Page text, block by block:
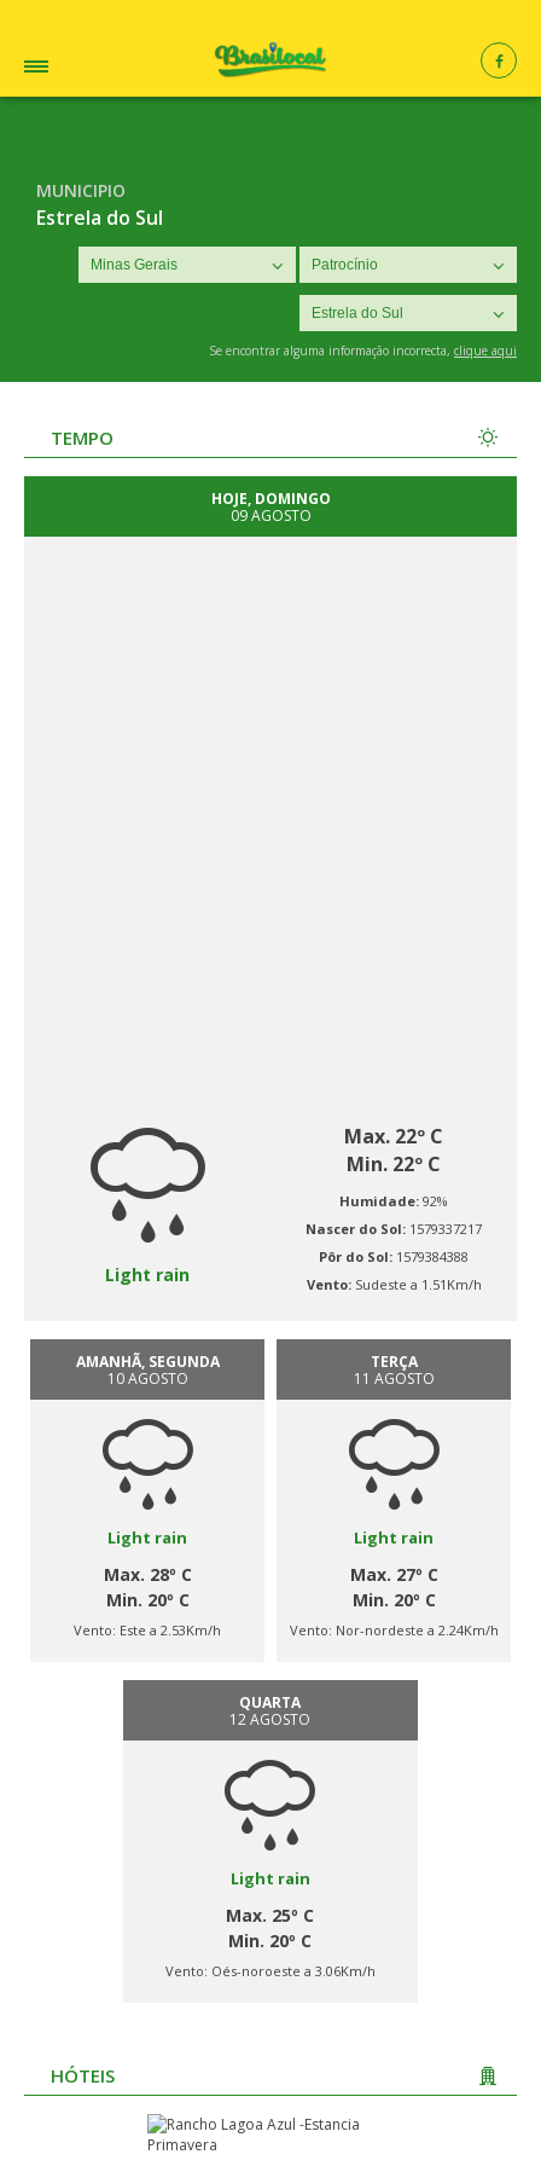
MUNICIPIO
Estrela do Sul
Se encontrar alguma informação incorrecta, clique aqui
TEMPO
HOJE, DOMINGO
09 AGOSTO
Light rain
Max. 22º C
Min. 22º C
Humidade: 92%
Nascer do Sol: 1579337217
Pôr do Sol: 1579384388
Vento: Sudeste a 1.51Km/h
AMANHÃ, SEGUNDA
10 AGOSTO
Light rain
Max. 28º C
Min. 20º C
Vento: Este a 2.53Km/h
TERÇA
11 AGOSTO
Light rain
Max. 27º C
Min. 20º C
Vento: Nor-nordeste a 2.24Km/h
QUARTA
12 AGOSTO
Light rain
Max. 25º C
Min. 20º C
Vento: Oés-noroeste a 3.06Km/h
HÓTEIS